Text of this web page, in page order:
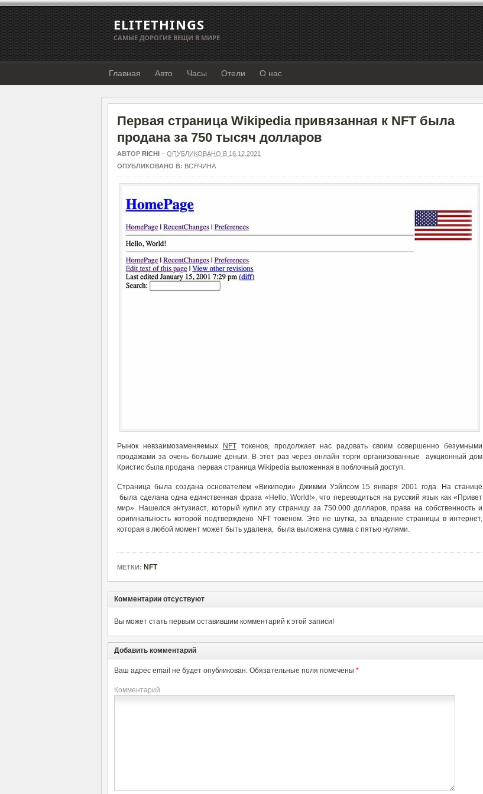
ELITETHINGS
САМЫЕ ДОРОГИЕ ВЕЩИ В МИРЕ
Главная Авто Часы Отели О нас
Первая страница Wikipedia привязанная к NFT была
продана за 750 тысяч долларов
АВТОР RICHI – ОПУБЛИКОВАНО В 16.12.2021
ОПУБЛИКОВАНО В: ВСЯЧИНА
Рынок невзаимозаменяемых NFTтокенов, продолжает нас радовать своим совершенно безумными
продажами за очень большие деньги. В этот раз через онлайн торги организованные аукционный дом
Кристис была продана первая страница Wikipedia выложенная в поблочный доступ.
Страница была создана основателем «Википеди» Джимми Уэйлсом 15 января 2001 года. На станице
была сделана одна единственная фраза «Hello, World!», что переводиться на русский язык как «Привет
мир». Нашелся энтузиаст, который купил эту страницу за 750.000 долларов, права на собственность и
оригинальность которой подтверждено NFT токеном. Это не шутка, за владение страницы в интернет,
которая в любой момент может быть удалена, была выложена сумма с пятью нулями.
МЕТКИ: NFT
Комментарии отсуствуют
Вы может стать первым оставившим комментарий к этой записи!
Добавить комментарий
Ваш адрес email не будет опубликован. Обязательные поля помечены *
Комментарий